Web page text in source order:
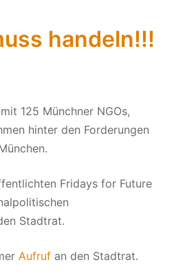
Race
handeln!!!
125 Münchner NGOs,
hinter den Forderungen
Fridays for Future
Stadtrat.
Aufruf an den Stadtrat.